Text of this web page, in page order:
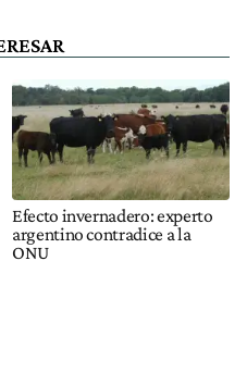
Efecto invernadero: experto
argentino contradice a la
ONU